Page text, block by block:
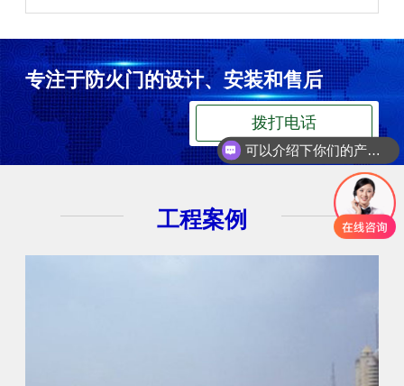
专注于防火门的设计、安装和售后
拨打电话
工程案例
可以介绍下你们的产品么